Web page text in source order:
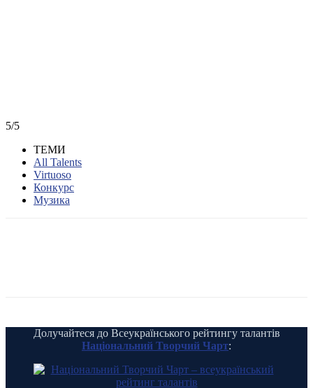
5/5
ТЕМИ
All Talents
Virtuoso
Конкурс
Музика
Долучайтеся до Всеукраїнського рейтингу талантів
Національний Творчий Чарт: